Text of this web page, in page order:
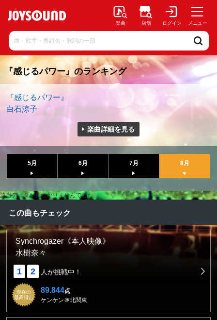
楽曲 店舗 ログイン メニュー
『感じるパワー』のランキング
『感じるパワー』
白石涼子
楽曲詳細を見る
5月 6月 7月 8月
該当データが見つかりませんでした。
この曲もチェック
Synchrogazer《本人映像》
水樹奈々
1 2 人が挑戦中！
現在の
最高得点
89.844点
ケンケン＠北関東